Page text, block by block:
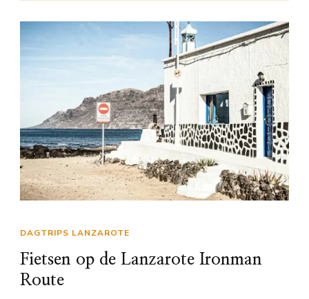
DAGTRIPS LANZAROTE
Fietsen op de Lanzarote Ironman
Route